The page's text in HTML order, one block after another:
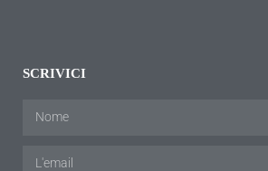
SCRIVICI